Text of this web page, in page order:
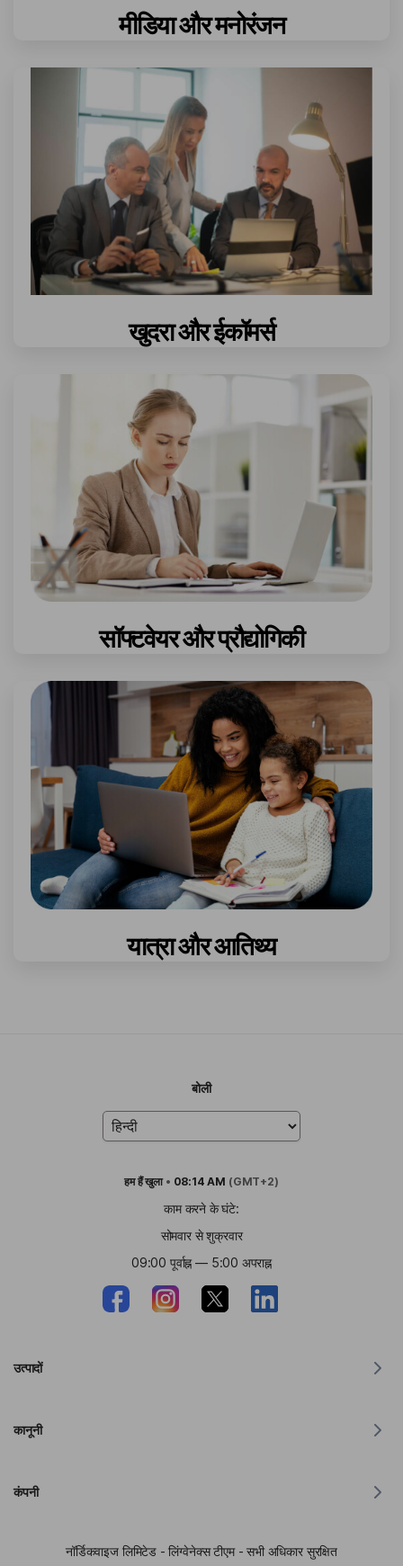
मीडिया और मनोरंजन
खुदरा और ईकॉमर्स
सॉफ्टवेयर और प्रौद्योगिकी
यात्रा और आतिथ्य
बोली
हम हैंखुला • 08:14 AM (GMT+2)
काम करने के घंटे:
सोमवार से शुक्रवार
09:00 पूर्वाह्न — 5:00 अपराह्न
उत्पादों
एज के लिए अनुवादक
कानूनी
एफिलिएट प्रोग्राम आवेदन फॉर्म
कंपनी
प्रेस किट
नॉर्डिकवाइज लिमिटेड - लिंग्वेनेक्स टीएम - सभी अधिकार सुरक्षित